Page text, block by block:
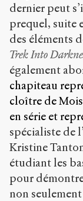
dernier peut
prequel, suite
des éléments
Trek Into
également
chapiteau
cloître de
en série et
spécialiste de
Kristine
étudiant les
pour
non seulement